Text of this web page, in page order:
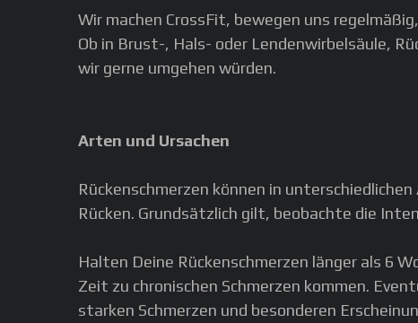
Wir machen CrossFit, bewegen uns
Ob in Brust-, Hals- oder Lendenwirbelsäule,
wir gerne umgehen würden.
Arten und Ursachen
Rückenschmerzen können in
Rücken. Grundsätzlich gilt, beobachte die
Halten Deine Rückenschmerzen länger als 6
Zeit zu chronischen Schmerzen kommen.
starken Schmerzen und besonderen